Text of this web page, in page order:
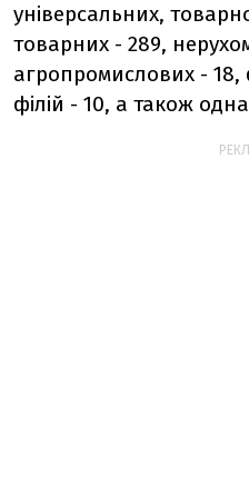
універсальних,
товарних - 289,
агропромислових - 18,
філій - 10, а також